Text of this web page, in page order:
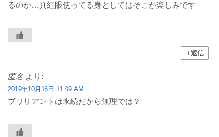
るのか…真紅眼使ってる身としてはそこが楽しみです
返信
匿名 より:
2019年10月16日 11:09 AM
ブリリアントは永続だから無理では？